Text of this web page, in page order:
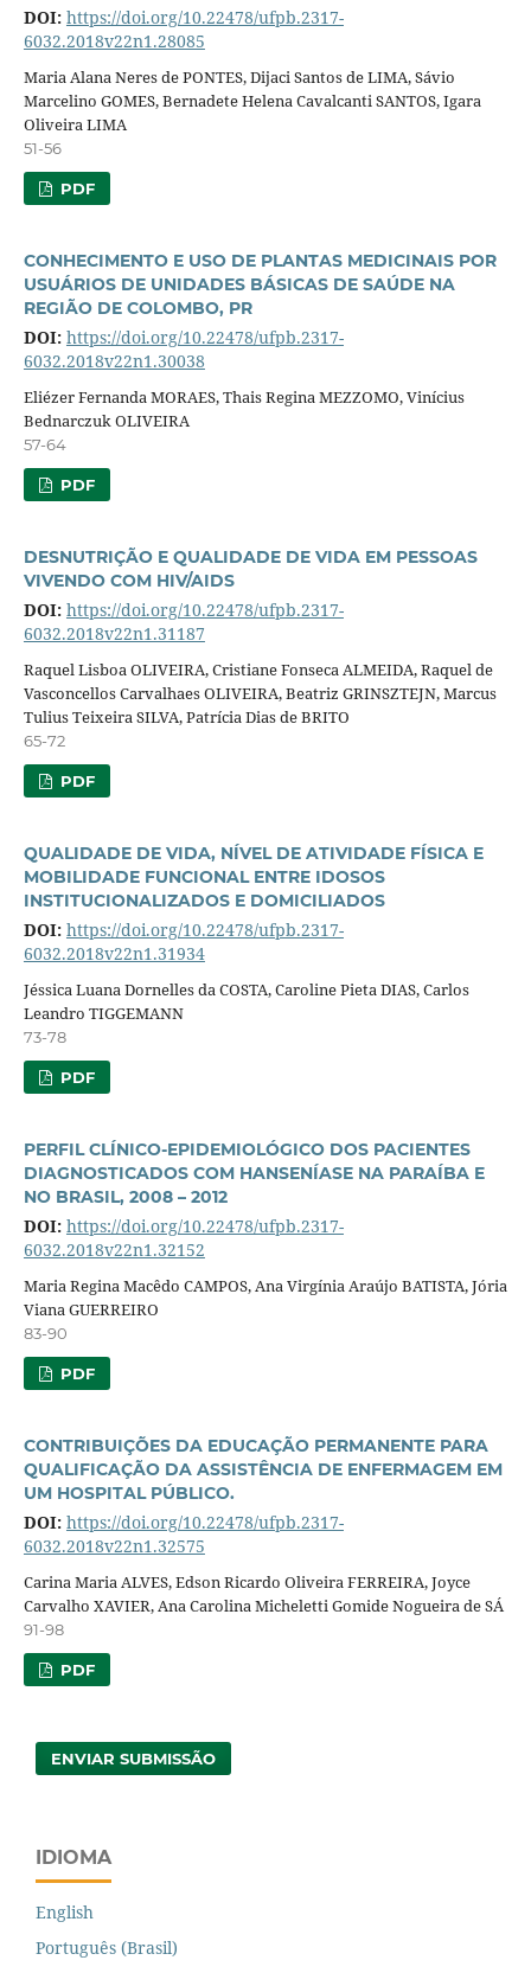
DOI: https://doi.org/10.22478/ufpb.2317-
6032.2018v22n1.28085
Maria Alana Neres de PONTES, Dijaci Santos de LIMA, Sávio
Marcelino GOMES, Bernadete Helena Cavalcanti SANTOS, Igara
Oliveira LIMA
51-56
PDF
CONHECIMENTO E USO DE PLANTAS MEDICINAIS POR
USUÁRIOS DE UNIDADES BÁSICAS DE SAÚDE NA
REGIÃO DE COLOMBO, PR
DOI: https://doi.org/10.22478/ufpb.2317-
6032.2018v22n1.30038
Eliézer Fernanda MORAES, Thais Regina MEZZOMO, Vinícius
Bednarczuk OLIVEIRA
57-64
PDF
DESNUTRIÇÃO E QUALIDADE DE VIDA EM PESSOAS
VIVENDO COM HIV/AIDS
DOI: https://doi.org/10.22478/ufpb.2317-
6032.2018v22n1.31187
Raquel Lisboa OLIVEIRA, Cristiane Fonseca ALMEIDA, Raquel de
Vasconcellos Carvalhaes OLIVEIRA, Beatriz GRINSZTEJN, Marcus
Tulius Teixeira SILVA, Patrícia Dias de BRITO
65-72
PDF
QUALIDADE DE VIDA, NÍVEL DE ATIVIDADE FÍSICA E
MOBILIDADE FUNCIONAL ENTRE IDOSOS
INSTITUCIONALIZADOS E DOMICILIADOS
DOI: https://doi.org/10.22478/ufpb.2317-
6032.2018v22n1.31934
Jéssica Luana Dornelles da COSTA, Caroline Pieta DIAS, Carlos
Leandro TIGGEMANN
73-78
PDF
PERFIL CLÍNICO-EPIDEMIOLÓGICO DOS PACIENTES
DIAGNOSTICADOS COM HANSENÍASE NA PARAÍBA E
NO BRASIL, 2008 – 2012
DOI: https://doi.org/10.22478/ufpb.2317-
6032.2018v22n1.32152
Maria Regina Macêdo CAMPOS, Ana Virgínia Araújo BATISTA, Jória
Viana GUERREIRO
83-90
PDF
CONTRIBUIÇÕES DA EDUCAÇÃO PERMANENTE PARA
QUALIFICAÇÃO DA ASSISTÊNCIA DE ENFERMAGEM EM
UM HOSPITAL PÚBLICO.
DOI: https://doi.org/10.22478/ufpb.2317-
6032.2018v22n1.32575
Carina Maria ALVES, Edson Ricardo Oliveira FERREIRA, Joyce
Carvalho XAVIER, Ana Carolina Micheletti Gomide Nogueira de SÁ
91-98
PDF
ENVIAR SUBMISSÃO
IDIOMA
English
Português (Brasil)